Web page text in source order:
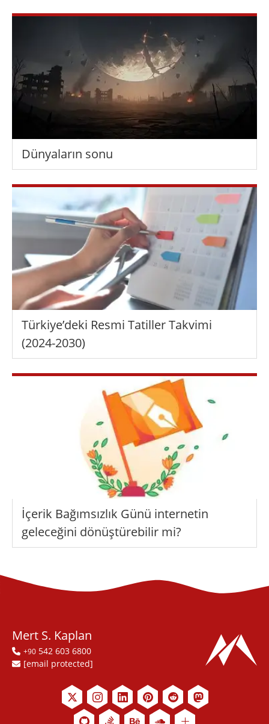
Dünyaların sonu
Türkiye’deki Resmi Tatiller Takvimi
(2024-2030)
İçerik Bağımsızlık Günü internetin
geleceğini dönüştürebilir mi?
Mert S. Kaplan
+90 542 603 6800
[email protected]